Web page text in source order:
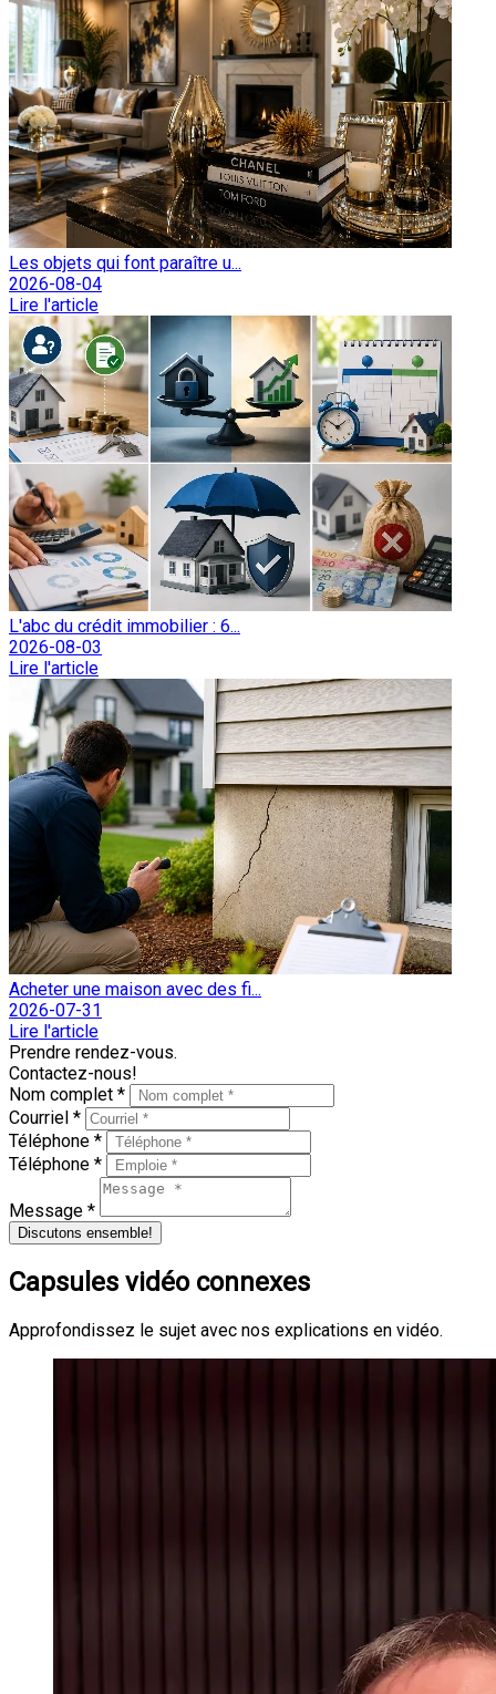
Les objets qui font paraître u...
2026-08-04
Lire l'article
L'abc du crédit immobilier : 6...
2026-08-03
Lire l'article
Acheter une maison avec des fi...
2026-07-31
Lire l'article
Prendre rendez-vous.
Contactez-nous!
Nom complet *
Courriel *
Téléphone *
Téléphone *
Message *
Discutons ensemble!
Capsules vidéo connexes
Approfondissez le sujet avec nos explications en vidéo.